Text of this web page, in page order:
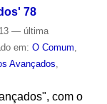
78
— última
em: O Comum,
Avançados,
com o